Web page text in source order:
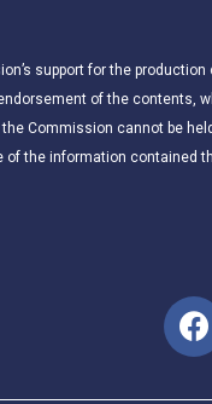
support for the
of the contents,
Commission cannot be
of the information contained